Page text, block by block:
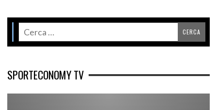
SPORTECONOMY TV